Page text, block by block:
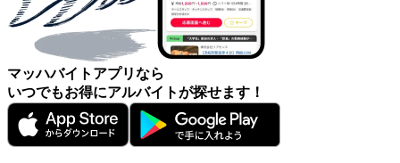
マッハバイトアプリなら
いつでもお得にアルバイトが探せます！